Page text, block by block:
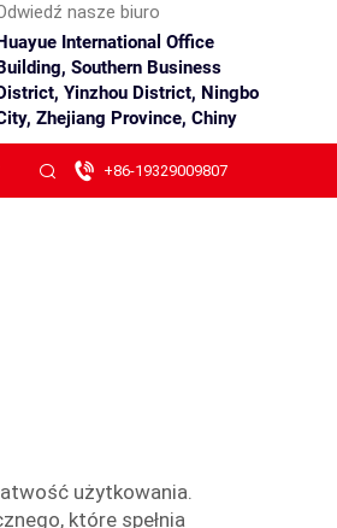
nasze biuro
International Office
Southern Business
Yinzhou District, Ningbo
Zhejiang Province, Chiny
+86-19329009807
użytkowania.
które spełnia